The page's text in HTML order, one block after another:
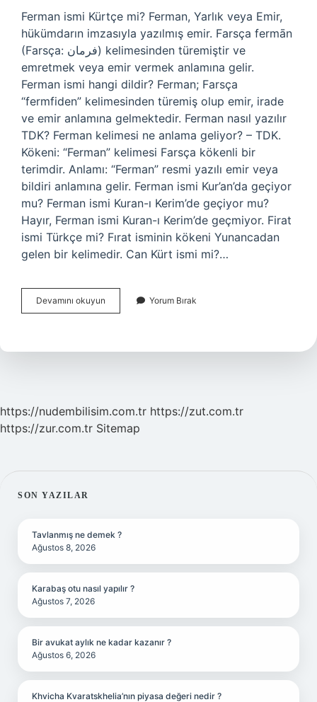
Ferman ismi Kürtçe mi? Ferman, Yarlık veya Emir,
hükümdarın imzasıyla yazılmış emir. Farsça fermān
(Farsça: فرمان) kelimesinden türemiştir ve
emretmek veya emir vermek anlamına gelir.
Ferman ismi hangi dildir? Ferman; Farsça
“fermfiden” kelimesinden türemiş olup emir, irade
ve emir anlamına gelmektedir. Ferman nasıl yazılır
TDK? Ferman kelimesi ne anlama geliyor? – TDK.
Kökeni: “Ferman” kelimesi Farsça kökenli bir
terimdir. Anlamı: “Ferman” resmi yazılı emir veya
bildiri anlamına gelir. Ferman ismi Kur’an’da geçiyor
mu? Ferman ismi Kuran-ı Kerim’de geçiyor mu?
Hayır, Ferman ismi Kuran-ı Kerim’de geçmiyor. Firat
ismi Türkçe mi? Fırat isminin kökeni Yunancadan
gelen bir kelimedir. Can Kürt ismi mi?…
Devamını okuyun
Türkçe
Yorum Bırak
https://nudembilisim.com.tr https://zut.com.tr
https://zur.com.tr Sitemap
SIDEBAR
SON YAZILAR
Tavlanmış ne demek ?
Ağustos 8, 2026
Karabaş otu nasıl yapılır ?
Ağustos 7, 2026
Bir avukat aylık ne kadar kazanır ?
Ağustos 6, 2026
Khvicha Kvaratskhelia’nın piyasa değeri nedir ?